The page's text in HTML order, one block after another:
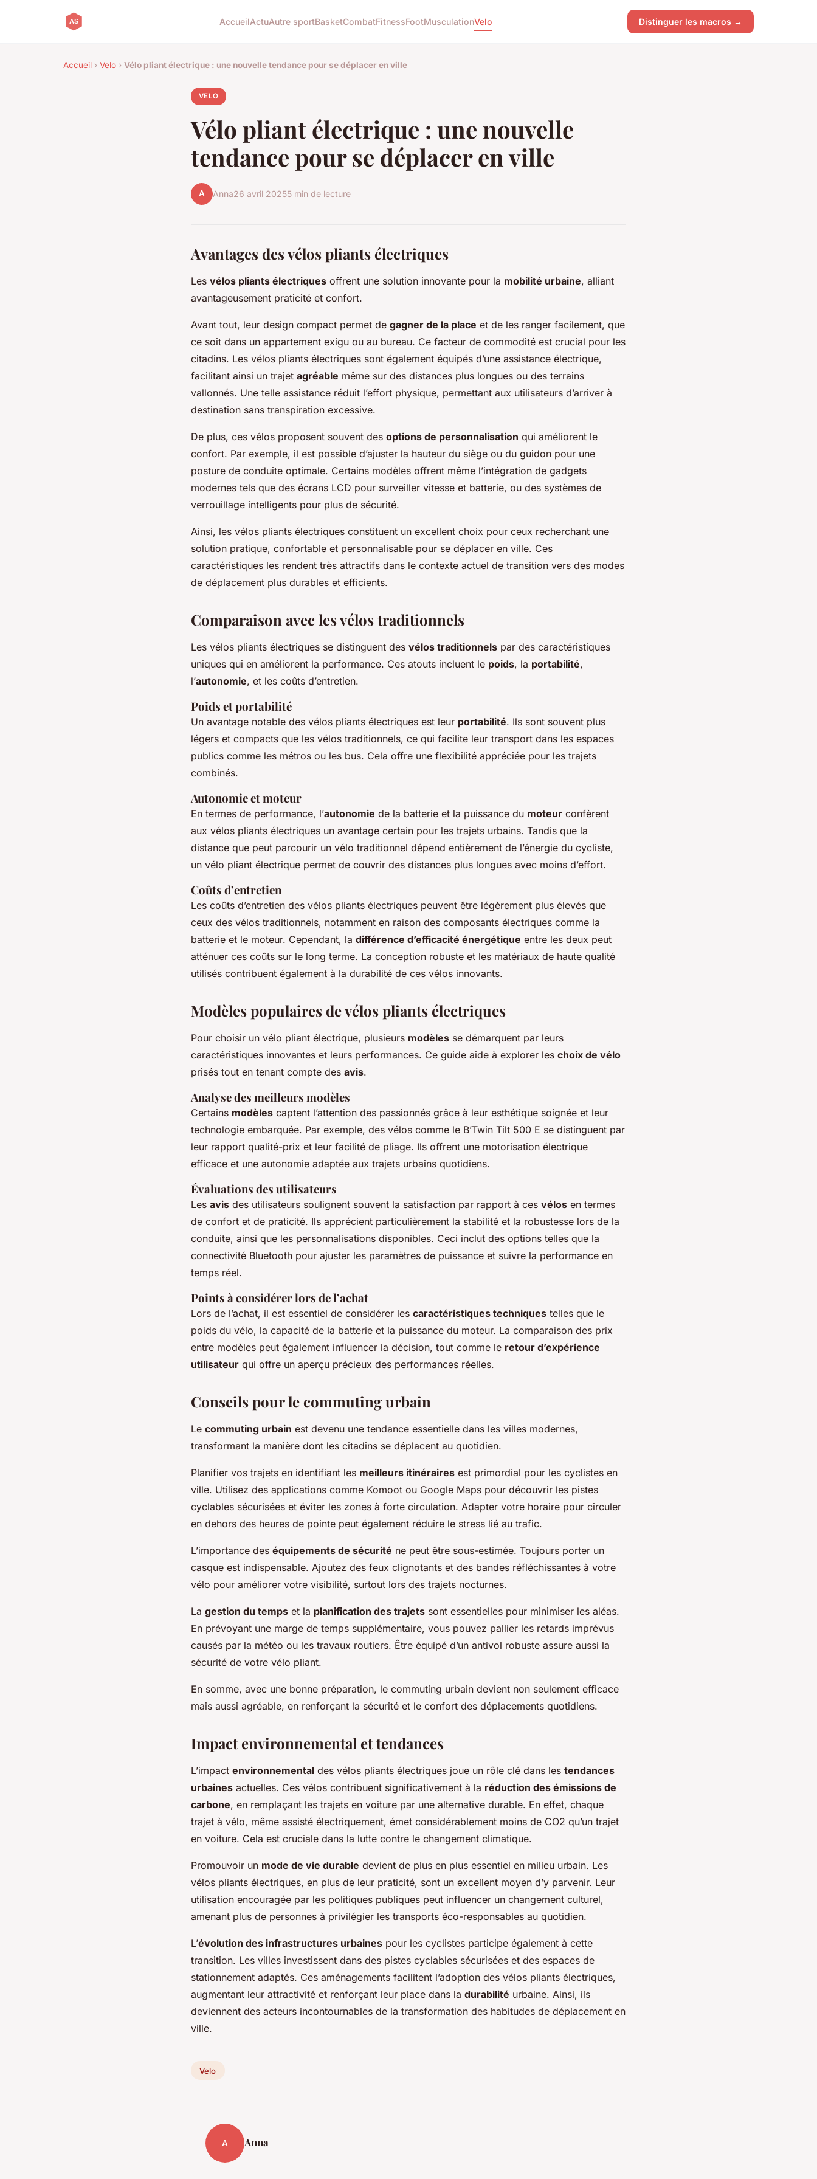
AccueilActuAutre sportBasketCombatFitnessFootMusculationVelo Distinguer les macros →
Accueil › Velo › Vélo pliant électrique : une nouvelle tendance pour se déplacer en ville
VELO
Vélo pliant électrique : une nouvelle
tendance pour se déplacer en ville
A Anna26 avril 20255 min de lecture
Avantages des vélos pliants électriques
Les vélos pliants électriques offrent une solution innovante pour la mobilité urbaine, alliant
avantageusement praticité et confort.
Avant tout, leur design compact permet de gagner de la place et de les ranger facilement, que
ce soit dans un appartement exigu ou au bureau. Ce facteur de commodité est crucial pour les
citadins. Les vélos pliants électriques sont également équipés d’une assistance électrique,
facilitant ainsi un trajet agréable même sur des distances plus longues ou des terrains
vallonnés. Une telle assistance réduit l’effort physique, permettant aux utilisateurs d’arriver à
destination sans transpiration excessive.
De plus, ces vélos proposent souvent des options de personnalisation qui améliorent le
confort. Par exemple, il est possible d’ajuster la hauteur du siège ou du guidon pour une
posture de conduite optimale. Certains modèles offrent même l’intégration de gadgets
modernes tels que des écrans LCD pour surveiller vitesse et batterie, ou des systèmes de
verrouillage intelligents pour plus de sécurité.
Ainsi, les vélos pliants électriques constituent un excellent choix pour ceux recherchant une
solution pratique, confortable et personnalisable pour se déplacer en ville. Ces
caractéristiques les rendent très attractifs dans le contexte actuel de transition vers des modes
de déplacement plus durables et efficients.
Comparaison avec les vélos traditionnels
Les vélos pliants électriques se distinguent des vélos traditionnels par des caractéristiques
uniques qui en améliorent la performance. Ces atouts incluent le poids, la portabilité,
l’autonomie, et les coûts d’entretien.
Poids et portabilité
Un avantage notable des vélos pliants électriques est leur portabilité. Ils sont souvent plus
légers et compacts que les vélos traditionnels, ce qui facilite leur transport dans les espaces
publics comme les métros ou les bus. Cela offre une flexibilité appréciée pour les trajets
combinés.
Autonomie et moteur
En termes de performance, l’autonomie de la batterie et la puissance du moteur confèrent
aux vélos pliants électriques un avantage certain pour les trajets urbains. Tandis que la
distance que peut parcourir un vélo traditionnel dépend entièrement de l’énergie du cycliste,
un vélo pliant électrique permet de couvrir des distances plus longues avec moins d’effort.
Coûts d’entretien
Les coûts d’entretien des vélos pliants électriques peuvent être légèrement plus élevés que
ceux des vélos traditionnels, notamment en raison des composants électriques comme la
batterie et le moteur. Cependant, la différence d’efficacité énergétique entre les deux peut
atténuer ces coûts sur le long terme. La conception robuste et les matériaux de haute qualité
utilisés contribuent également à la durabilité de ces vélos innovants.
Modèles populaires de vélos pliants électriques
Pour choisir un vélo pliant électrique, plusieurs modèles se démarquent par leurs
caractéristiques innovantes et leurs performances. Ce guide aide à explorer les choix de vélo
prisés tout en tenant compte des avis.
Analyse des meilleurs modèles
Certains modèles captent l’attention des passionnés grâce à leur esthétique soignée et leur
technologie embarquée. Par exemple, des vélos comme le B’Twin Tilt 500 E se distinguent par
leur rapport qualité-prix et leur facilité de pliage. Ils offrent une motorisation électrique
efficace et une autonomie adaptée aux trajets urbains quotidiens.
Évaluations des utilisateurs
Les avis des utilisateurs soulignent souvent la satisfaction par rapport à ces vélos en termes
de confort et de praticité. Ils apprécient particulièrement la stabilité et la robustesse lors de la
conduite, ainsi que les personnalisations disponibles. Ceci inclut des options telles que la
connectivité Bluetooth pour ajuster les paramètres de puissance et suivre la performance en
temps réel.
Points à considérer lors de l’achat
Lors de l’achat, il est essentiel de considérer les caractéristiques techniques telles que le
poids du vélo, la capacité de la batterie et la puissance du moteur. La comparaison des prix
entre modèles peut également influencer la décision, tout comme le retour d’expérience
utilisateur qui offre un aperçu précieux des performances réelles.
Conseils pour le commuting urbain
Le commuting urbain est devenu une tendance essentielle dans les villes modernes,
transformant la manière dont les citadins se déplacent au quotidien.
Planifier vos trajets en identifiant les meilleurs itinéraires est primordial pour les cyclistes en
ville. Utilisez des applications comme Komoot ou Google Maps pour découvrir les pistes
cyclables sécurisées et éviter les zones à forte circulation. Adapter votre horaire pour circuler
en dehors des heures de pointe peut également réduire le stress lié au trafic.
L’importance des équipements de sécurité ne peut être sous-estimée. Toujours porter un
casque est indispensable. Ajoutez des feux clignotants et des bandes réfléchissantes à votre
vélo pour améliorer votre visibilité, surtout lors des trajets nocturnes.
La gestion du temps et la planification des trajets sont essentielles pour minimiser les aléas.
En prévoyant une marge de temps supplémentaire, vous pouvez pallier les retards imprévus
causés par la météo ou les travaux routiers. Être équipé d’un antivol robuste assure aussi la
sécurité de votre vélo pliant.
En somme, avec une bonne préparation, le commuting urbain devient non seulement efficace
mais aussi agréable, en renforçant la sécurité et le confort des déplacements quotidiens.
Impact environnemental et tendances
L’impact environnemental des vélos pliants électriques joue un rôle clé dans les tendances
urbaines actuelles. Ces vélos contribuent significativement à la réduction des émissions de
carbone, en remplaçant les trajets en voiture par une alternative durable. En effet, chaque
trajet à vélo, même assisté électriquement, émet considérablement moins de CO2 qu’un trajet
en voiture. Cela est cruciale dans la lutte contre le changement climatique.
Promouvoir un mode de vie durable devient de plus en plus essentiel en milieu urbain. Les
vélos pliants électriques, en plus de leur praticité, sont un excellent moyen d’y parvenir. Leur
utilisation encouragée par les politiques publiques peut influencer un changement culturel,
amenant plus de personnes à privilégier les transports éco-responsables au quotidien.
L’évolution des infrastructures urbaines pour les cyclistes participe également à cette
transition. Les villes investissent dans des pistes cyclables sécurisées et des espaces de
stationnement adaptés. Ces aménagements facilitent l’adoption des vélos pliants électriques,
augmentant leur attractivité et renforçant leur place dans la durabilité urbaine. Ainsi, ils
deviennent des acteurs incontournables de la transformation des habitudes de déplacement en
ville.
Velo
A Anna